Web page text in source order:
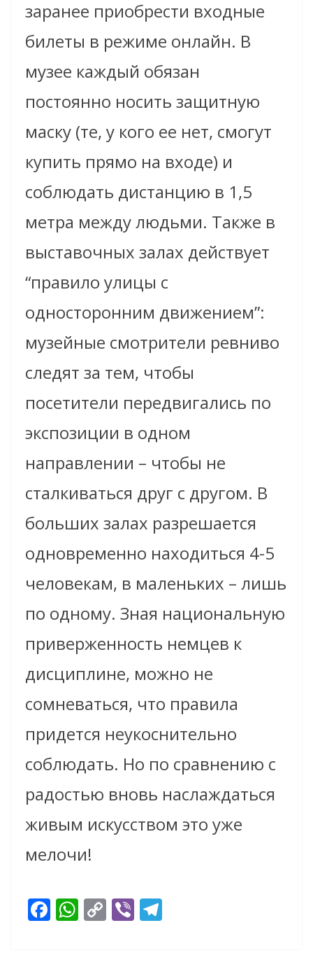
заранее приобрести входные
билеты в режиме онлайн. В
музее каждый обязан
постоянно носить защитную
маску (те, у кого ее нет, смогут
купить прямо на входе) и
соблюдать дистанцию в 1,5
метра между людьми. Также в
выставочных залах действует
“правило улицы с
односторонним движением”:
музейные смотрители ревниво
следят за тем, чтобы
посетители передвигались по
экспозиции в одном
направлении – чтобы не
сталкиваться друг с другом. В
больших залах разрешается
одновременно находиться 4-5
человекам, в маленьких – лишь
по одному. Зная национальную
приверженность немцев к
дисциплине, можно не
сомневаться, что правила
придется неукоснительно
соблюдать. Но по сравнению с
радостью вновь наслаждаться
живым искусством это уже
мелочи!
F W C Vi